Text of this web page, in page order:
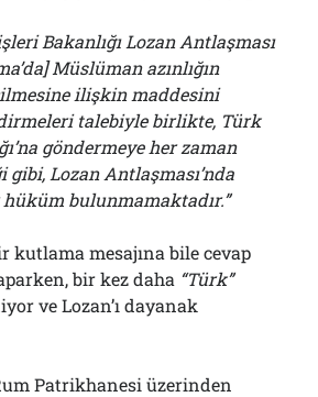
BakanlığıLozan Antlaşması
Müslüman azınlığın
ilişkin maddesini
talebiyle birlikte, Türk
göndermeye her zaman
gibi, Lozan Antlaşması’nda
bulunmamaktadır.”
kutlama mesajına bile cevap
bir kez daha “Türk”
ve Lozan’ı dayanak
Patrikhanesi üzerinden